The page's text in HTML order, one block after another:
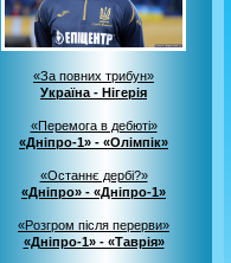
«За повних трибун»
Україна - Нігерія
«Перемога в дебюті»
«Дніпро-1» - «Олімпік»
«Останнє дербі?»
«Дніпро» - «Дніпро-1»
«Розгром після перерви»
«Дніпро-1» - «Таврія»